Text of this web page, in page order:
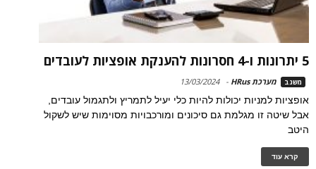
5 יתרונות ו-4 חסרונות להענקת אופציות לעובדים
משגב מערכת HRus -
13/03/2024
אופציות למניות יכולות להיות כלי יעיל לתמריץ ולתגמול עובדים,
אבל שיטה זו מגלמת גם סיכונים ומורכבויות מסוימות שיש לשקול
היטב
קרא עוד